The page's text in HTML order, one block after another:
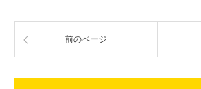
前のページ